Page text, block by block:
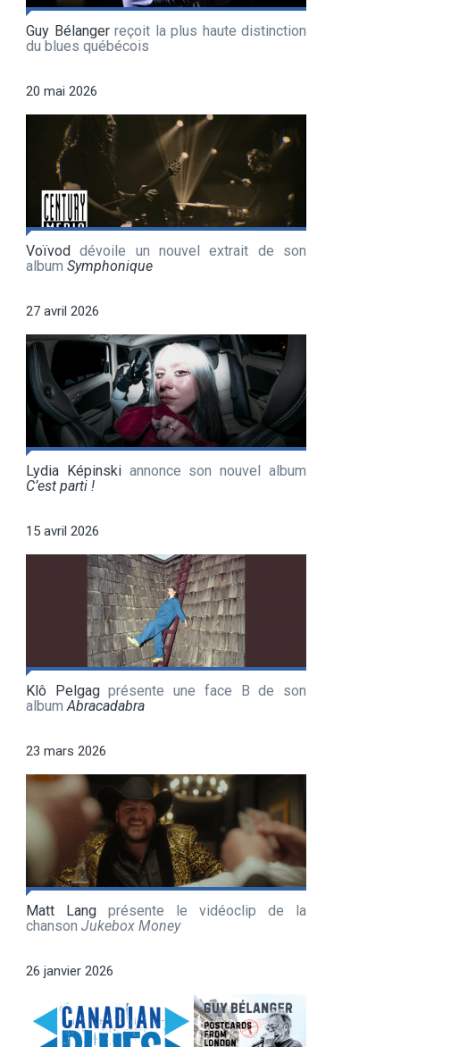
Guy Bélangerreçoit la plus haute distinction
du blues québécois
20 mai 2026
Voïvod dévoile un nouvel extrait de son
album Symphonique
27 avril 2026
Lydia Képinskiannonce son nouvel album
C’est parti !
15 avril 2026
Klô Pelgagprésente une face B de son
album Abracadabra
23 mars 2026
Matt Lang présente le vidéoclip de la
chanson Jukebox Money
26 janvier 2026